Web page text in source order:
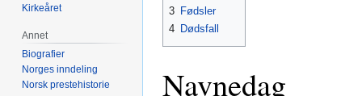
3 Fødsler
4 Dødsfall
Navnedag
Kirkeåret
Annet
Biografier
Norges inndeling
Norsk prestehistorie